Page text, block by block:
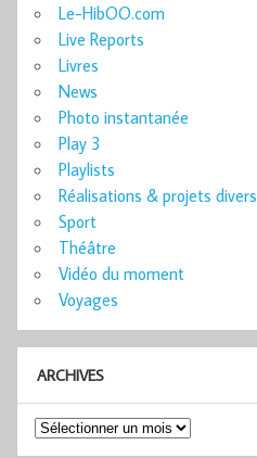
Le-HibOO.com
Live Reports
Livres
News
Photo instantanée
Play 3
Playlists
Réalisations & projets divers
Sport
Théâtre
Vidéo du moment
Voyages
ARCHIVES
Archives